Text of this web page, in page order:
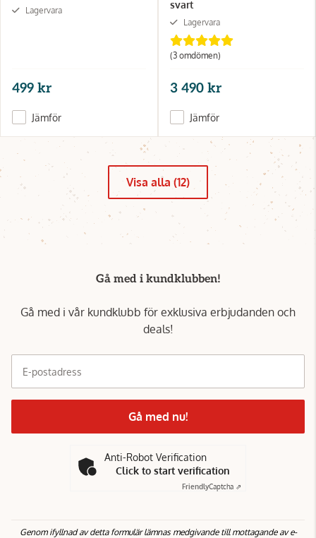
Lagervara
499 kr
Jämför
svart
Lagervara
(3 omdömen)
3 490 kr
Jämför
Visa alla (12)
Gå med i kundklubben!
Gå med i vår kundklubb för exklusiva erbjudanden och
deals!
E-postadress
Gå med nu!
Anti-Robot Verification
Click to start verification
FriendlyCaptcha ⇗
Genom ifyllnad av detta formulär lämnas medgivande till mottagande av e-